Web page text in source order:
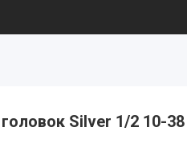
головок Silver 1/2 10-